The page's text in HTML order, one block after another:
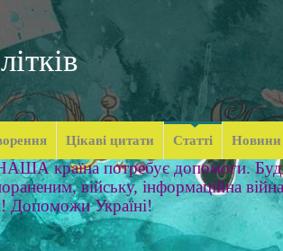
Цікаві цитати Статті Новини
країна потребує допомоги.
війську, інформаційна
Допоможи Україні!